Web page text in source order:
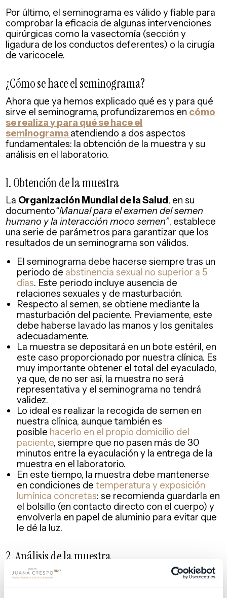
Por último, el seminograma es válido y fiable para
comprobar la eficacia de algunas intervenciones
quirúrgicas como la vasectomía (sección y
ligadura de los conductos deferentes) o la cirugía
de varicocele.
¿Cómo se hace el seminograma?
Ahora que ya hemos explicado qué es y para qué
sirve el seminograma, profundizaremos en cómo
se realiza y para qué se hace el
seminograma atendiendo a dos aspectos
fundamentales: la obtención de la muestra y su
análisis en el laboratorio.
1. Obtención de la muestra
La Organización Mundial de la Salud, en su
documento“Manual para el examen del semen
humano y la interacción moco semen”, establece
una serie de parámetros para garantizar que los
resultados de un seminograma son válidos.
El seminograma debe hacerse siempre tras un
periodo de abstinencia sexual no superior a 5
días. Este periodo incluye ausencia de
relaciones sexuales y de masturbación.
Respecto al semen, se obtiene mediante la
masturbación del paciente. Previamente, este
debe haberse lavado las manos y los genitales
adecuadamente.
La muestra se depositará en un bote estéril, en
este caso proporcionado por nuestra clínica. Es
muy importante obtener el total del eyaculado,
ya que, de no ser así, la muestra no será
representativa y el seminograma no tendrá
validez.
Lo ideal es realizar la recogida de semen en
nuestra clínica, aunque también es
posible hacerlo en el propio domicilio del
paciente, siempre que no pasen más de 30
minutos entre la eyaculación y la entrega de la
muestra en el laboratorio.
En este tiempo, la muestra debe mantenerse
en condiciones de temperatura y exposición
lumínica concretas: se recomienda guardarla en
el bolsillo (en contacto directo con el cuerpo) y
envolverla en papel de aluminio para evitar que
le dé la luz.
2. Análisis de la muestra
En análisis de la muestra se realiza en el
laboratorio, estableciéndose dos tipos de